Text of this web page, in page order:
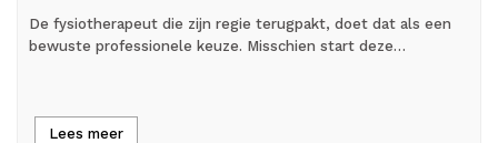
De fysiotherapeut die zijn regie terugpakt, doet dat als een
bewuste professionele keuze. Misschien start deze…
Lees meer